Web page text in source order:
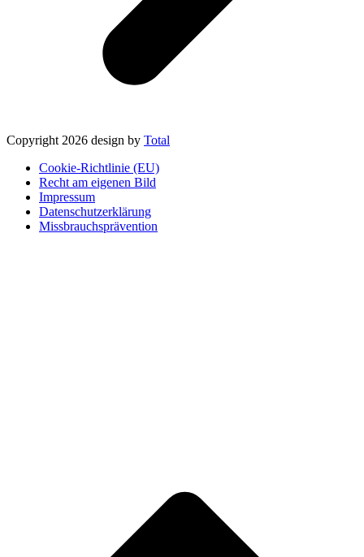
Copyright 2026 design by Total
Cookie-Richtlinie (EU)
Recht am eigenen Bild
Impressum
Datenschutzerklärung
Missbrauchsprävention